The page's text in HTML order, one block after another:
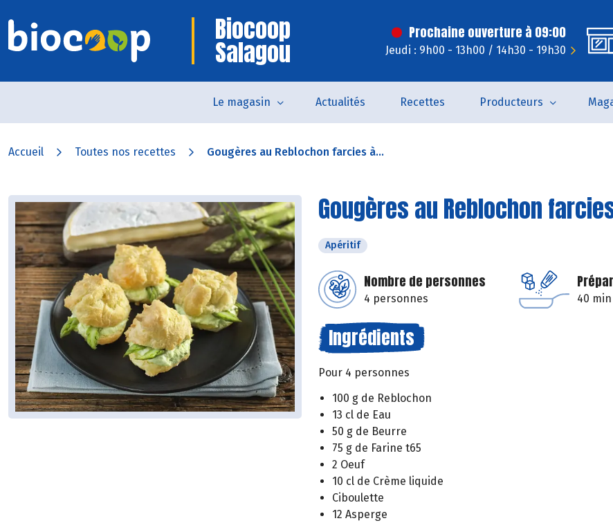
Biocoop
Salagou
Prochaine ouverture à 09:00
Jeudi : 9h00 - 13h00 / 14h30 - 19h30
Le magasin Actualités Recettes Producteurs
Accueil Toutes nos recettes Gougères au Reblochon farcies à...
Gougères au Reblochon
Apéritif
Nombre de personnes
4 personnes 40 min
Ingrédients
Pour 4 personnes
100 g de Reblochon
13 cl de Eau
50 g de Beurre
75 g de Farine t65
2 Oeuf
10 cl de Crème liquide
Ciboulette
12 Asperge